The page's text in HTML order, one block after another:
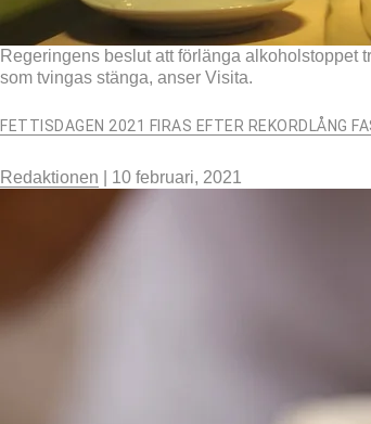
Regeringens beslut att förlänga alkoholstoppet
som tvingas stänga, anser Visita.
FETTISDAGEN 2021 FIRAS EFTER REKORDLÅNG
Redaktionen 10 februari, 2021